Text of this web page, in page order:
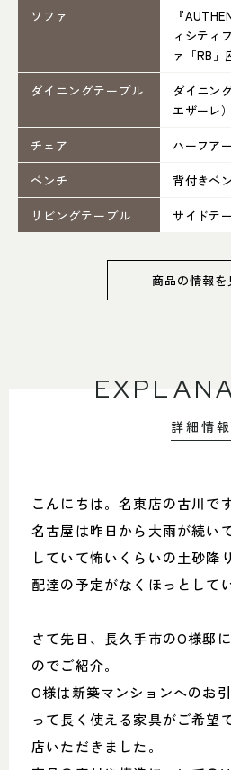
名東店
〒465-
前町26
営業時間 平日
水曜日
052-
タップで電話を
ソファ
『
ィシティ
ァ「RB」
ダイニングテーブル
ダイニン
エザーレ）
チェア ハーフア
ベンチ 背付きベ
リビングテーブル サイドテ
商品の情報を
詳細情報
こんにちは。名東店の古川です
名古屋は昨日から大雨が続い
していて怖いくらいの土砂降
配達の予定がなくほっとして
さて先日、長久手市のO様邸
のでご紹介。
O様は新築マンションへのお
って長く使える家具がご希望
店いただきました。